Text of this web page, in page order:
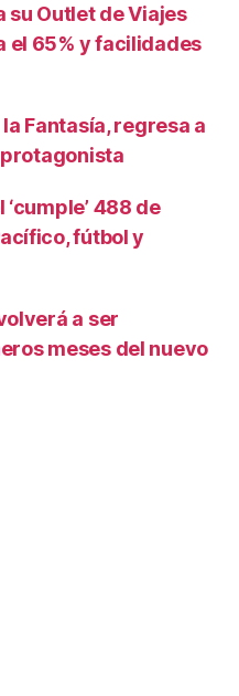
su Outlet de Viajes
el 65% y facilidades
la Fantasía, regresa a
488 de
fútbol y
a ser
meses del nuevo